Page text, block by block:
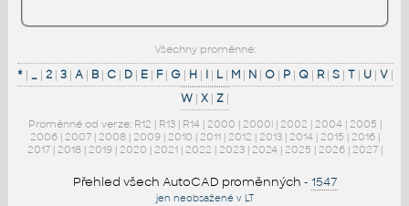
Všechny proměnné:
*| _| 2| 3| A| B| C| D| E| F| G| H | I| L| M| N| O| P| Q| R| S| T| U| V|
W | X | Z |
Proměnné od verze: R12 | R13 | R14 | 2000 | 2000i | 2002 | 2004 | 2005 |
2006 | 2007 | 2008 | 2009 | 2010 | 2011 | 2012 | 2013 | 2014 | 2015 | 2016 |
2017 | 2018 | 2019 | 2020 | 2021 | 2022 | 2023 | 2024 | 2025 | 2026 | 2027 |
Přehled všech AutoCAD proměnných - 1547
jen neobsažené v LT